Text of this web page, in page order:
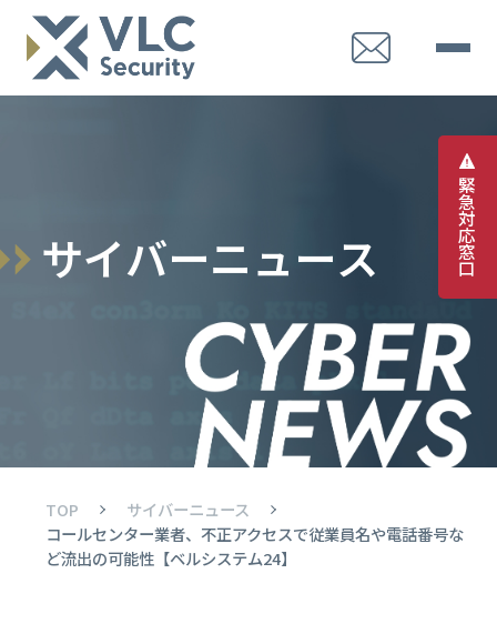
緊
急
対
応
窓
口
サイバーニュース
TOP
サイバーニュース
コールセンター業者、不正アクセスで従業員名や電話番号な
ど流出の可能性【ベルシステム24】